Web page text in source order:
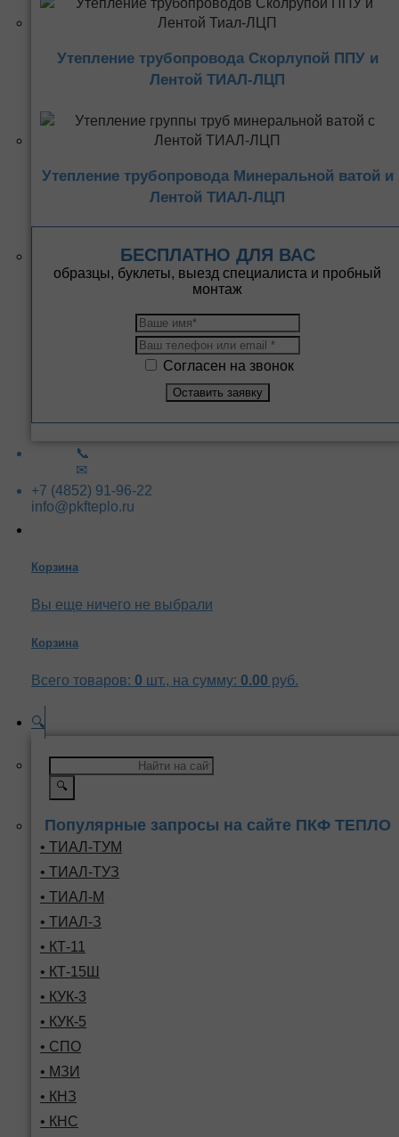
Утепление трубопровода Скорлупой ППУ и
Лентой ТИАЛ-ЛЦП
Утепление трубопровода Минеральной ватой и
Лентой ТИАЛ-ЛЦП
БЕСПЛАТНО ДЛЯ ВАС
образцы, буклеты, выезд специалиста и пробный
монтаж
Согласен на звонок
📞
✉
+7 (4852) 91-96-22
info@pkfteplo.ru
Корзина
Вы еще ничего не выбрали
Корзина
Всего товаров: 0 шт., на сумму: 0.00 руб.
🔍
🔍
Популярные запросы на сайте ПКФ ТЕПЛО
• ТИАЛ-ТУМ
• ТИАЛ-ТУЗ
• ТИАЛ-М
• ТИАЛ-З
• КТ-11
• КТ-15Ш
• КУК-3
• КУК-5
• СПО
• МЗИ
• КНЗ
• КНС